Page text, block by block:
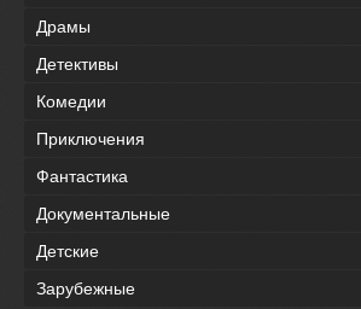
Драмы
Детективы
Комедии
Приключения
Фантастика
Документальные
Детские
Зарубежные